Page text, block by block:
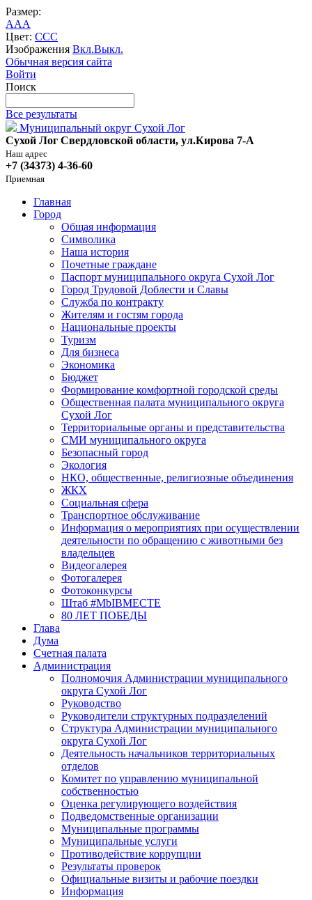
Размер:
AAA
Цвет: CCC
Изображения Вкл.Выкл.
Обычная версия сайта
Войти
Поиск
Все результаты
Муниципальный округ Сухой Лог
Сухой Лог Свердловской области, ул.Кирова 7-А
Наш адрес
+7 (34373) 4-36-60
Приемная
Главная
Город
Общая информация
Символика
Наша история
Почетные граждане
Паспорт муниципального округа Сухой Лог
Город Трудовой Доблести и Славы
Служба по контракту
Жителям и гостям города
Национальные проекты
Туризм
Для бизнеса
Экономика
Бюджет
Формирование комфортной городской среды
Общественная палата муниципального округа
Сухой Лог
Территориальные органы и представительства
СМИ муниципального округа
Безопасный город
Экология
НКО, общественные, религиозные объединения
ЖКХ
Социальная сфера
Транспортное обслуживание
Информация о мероприятиях при осуществлении
деятельности по обращению с животными без
владельцев
Видеогалерея
Фотогалерея
Фотоконкурсы
Штаб #MbIBMECTE
80 ЛЕТ ПОБЕДЫ
Глава
Дума
Счетная палата
Администрация
Полномочия Администрации муниципального
округа Сухой Лог
Руководство
Руководители структурных подразделений
Структура Администрации муниципального
округа Сухой Лог
Деятельность начальников территориальных
отделов
Комитет по управлению муниципальной
собственностью
Оценка регулирующего воздействия
Подведомственные организации
Муниципальные программы
Муниципальные услуги
Противодействие коррупции
Результаты проверок
Официальные визиты и рабочие поездки
Информация